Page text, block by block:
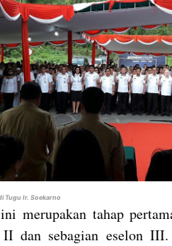
Tugu Ir. Soekarno
merupakan tahap
II dan sebagian eselon